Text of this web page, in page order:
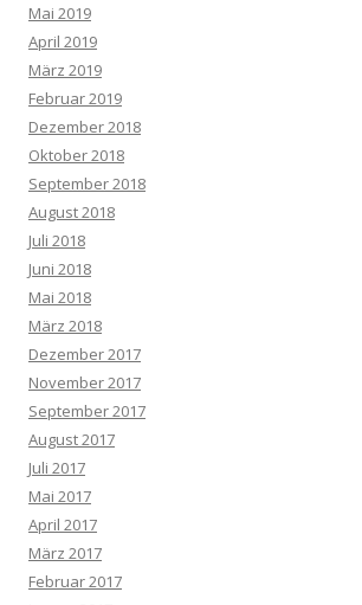
Mai 2019
April 2019
März 2019
Februar 2019
Dezember 2018
Oktober 2018
September 2018
August 2018
Juli 2018
Juni 2018
Mai 2018
März 2018
Dezember 2017
November 2017
September 2017
August 2017
Juli 2017
Mai 2017
April 2017
März 2017
Februar 2017